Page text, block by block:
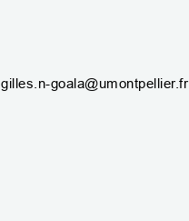
gilles.n-goala@umontpellier.fr